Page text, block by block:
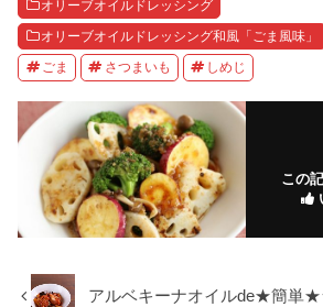
オリーブオイルドレッシング
オリーブオイルドレッシング和風「ごま風味」
ごま さつまいも しめじ
この
アルベキーナオイルde★簡単★